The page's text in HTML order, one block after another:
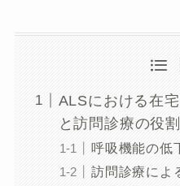
ALSにおける在
と訪問診療の役割
呼吸機能の低
訪問診療によ